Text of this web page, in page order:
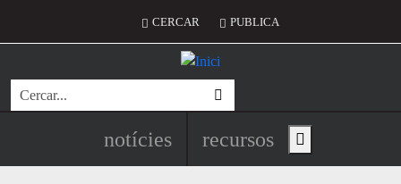
Menú del compte d'usuari
CERCAR PUBLICA
Cerca
Navegació principal de
notícies recursos Show main menu